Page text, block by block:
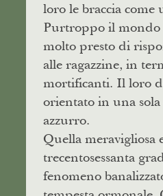
loro le braccia come
Purtroppo il mondo
molto presto di
alle ragazzine, in
mortificanti. Il loro
orientato in una
azzurro.
Quella meravigliosa
trecentosessanta
fenomeno